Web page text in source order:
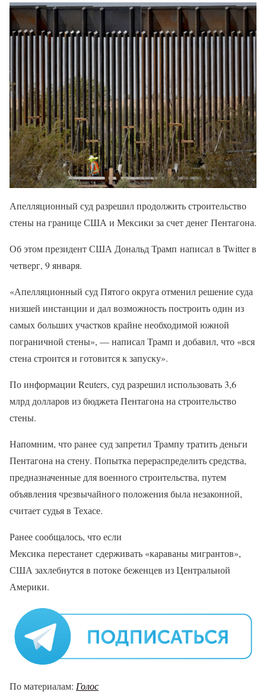
Апелляционный суд разрешил продолжить строительство
стены на границе США и Мексики за счет денег Пентагона.
Об этом президент США Дональд Трамп написал в Twitter в
четверг, 9 января.
«Апелляционный суд Пятого округа отменил решение суда
низшей инстанции и дал возможность построить один из
самых больших участков крайне необходимой южной
пограничной стены», — написал Трамп и добавил, что «вся
стена строится и готовится к запуску».
По информации Reuters, суд разрешил использовать 3,6
млрд долларов из бюджета Пентагона на строительство
стены.
Напомним, что ранее суд запретил Трампу тратить деньги
Пентагона на стену. Попытка перераспределить средства,
предназначенные для военного строительства, путем
объявления чрезвычайного положения была незаконной,
считает судья в Техасе.
Ранее сообщалось, что если
Мексика перестанет сдерживать «караваны мигрантов»,
США захлебнутся в потоке беженцев из Центральной
Америки.
По материалам: Голос